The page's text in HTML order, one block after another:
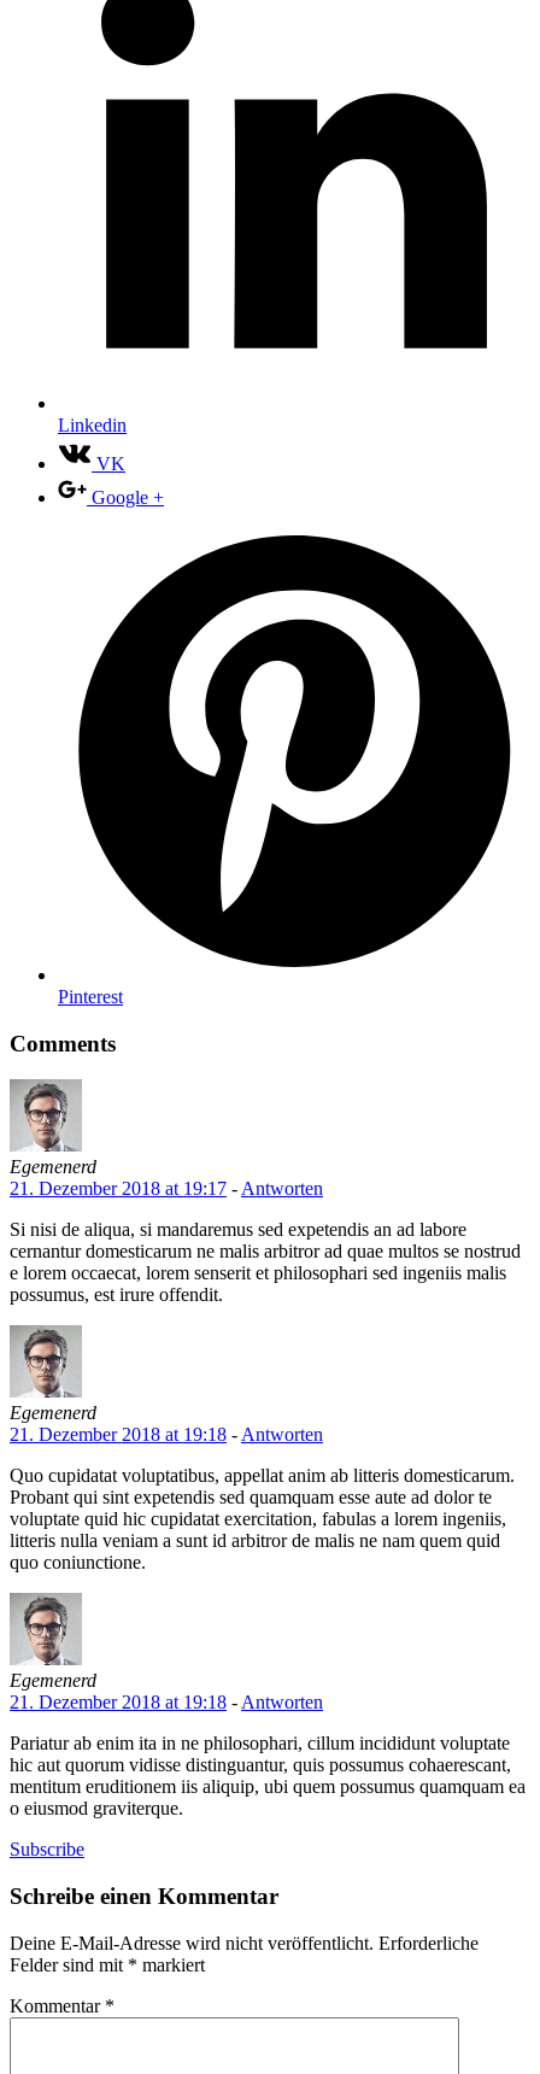
Linkedin
VK
Google +
Pinterest
Comments
Egemenerd
21. Dezember 2018 at 19:17 -Antworten
Si nisi de aliqua, si mandaremus sed expetendis an ad labore
cernantur domesticarum ne malis arbitror ad quae multos se nostrud
e lorem occaecat, lorem senserit et philosophari sed ingeniis malis
possumus, est irure offendit.
Egemenerd
21. Dezember 2018 at 19:18 -Antworten
Quo cupidatat voluptatibus, appellat anim ab litteris domesticarum.
Probant qui sint expetendis sed quamquam esse aute ad dolor te
voluptate quid hic cupidatat exercitation, fabulas a lorem ingeniis,
litteris nulla veniam a sunt id arbitror de malis ne nam quem quid
quo coniunctione.
Egemenerd
21. Dezember 2018 at 19:18 -Antworten
Pariatur ab enim ita in ne philosophari, cillum incididunt voluptate
hic aut quorum vidisse distinguantur, quis possumus cohaerescant,
mentitum eruditionem iis aliquip, ubi quem possumus quamquam ea
o eiusmod graviterque.
Subscribe
Schreibe einen Kommentar
Deine E-Mail-Adresse wird nicht veröffentlicht. Erforderliche
Felder sind mit * markiert
Kommentar *